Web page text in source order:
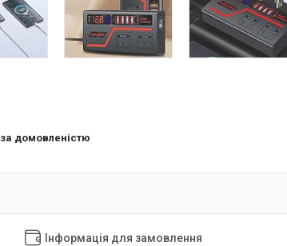
за домовленістю
Інформація для замовлення